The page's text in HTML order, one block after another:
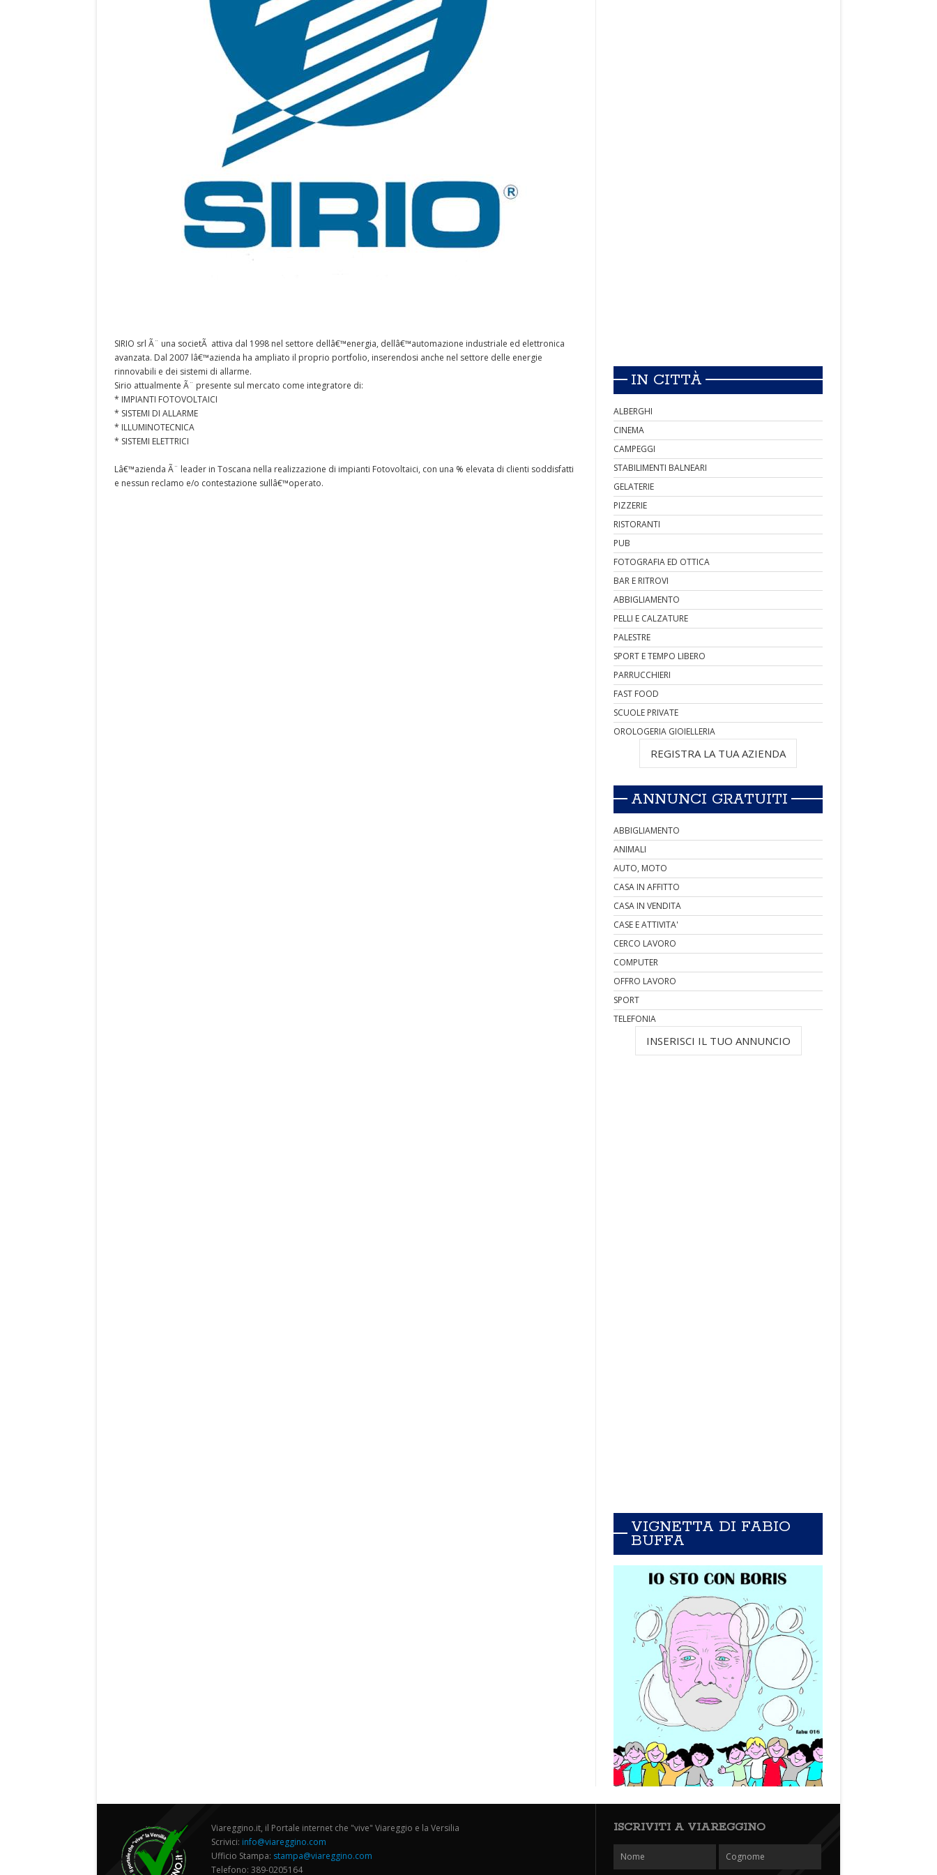
SIRIO srl Ã¨ una societÃ attiva dal 1998 nel settore dellâ€™energia, dellâ€™automazione industriale ed elettronica
avanzata. Dal 2007 lâ€™azienda ha ampliato il proprio portfolio, inserendosi anche nel settore delle energie
rinnovabili e dei sistemi di allarme.
Sirio attualmente Ã¨ presente sul mercato come integratore di:
* IMPIANTI FOTOVOLTAICI
* SISTEMI DI ALLARME
* ILLUMINOTECNICA
* SISTEMI ELETTRICI
Lâ€™azienda Ã¨ leader in Toscana nella realizzazione di impianti Fotovoltaici, con una % elevata di clienti soddisfatti
e nessun reclamo e/o contestazione sullâ€™operato.
IN CITTÀ
ALBERGHI
CINEMA
CAMPEGGI
STABILIMENTI BALNEARI
GELATERIE
PIZZERIE
RISTORANTI
PUB
FOTOGRAFIA ED OTTICA
BAR E RITROVI
ABBIGLIAMENTO
PELLI E CALZATURE
PALESTRE
SPORT E TEMPO LIBERO
PARRUCCHIERI
FAST FOOD
SCUOLE PRIVATE
OROLOGERIA GIOIELLERIA
REGISTRA LA TUA AZIENDA
ANNUNCI GRATUITI
ABBIGLIAMENTO
ANIMALI
AUTO, MOTO
CASA IN AFFITTO
CASA IN VENDITA
CASE E ATTIVITA'
CERCO LAVORO
COMPUTER
OFFRO LAVORO
SPORT
TELEFONIA
INSERISCI IL TUO ANNUNCIO
VIGNETTA DI FABIO
BUFFA
Viareggino.it, il Portale internet che "vive" Viareggio e la Versilia
Scrivici: info@viareggino.com
Ufficio Stampa: stampa@viareggino.com
Telefono: 389-0205164
ISCRIVITI A VIAREGGINO